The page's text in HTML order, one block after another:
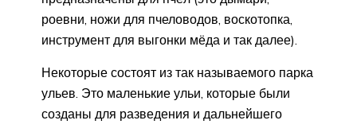
роевни, ножи для пчеловодов, воскотопка,
инструмент для выгонки мёда и так далее).
Некоторые состоят из так называемого парка
ульев. Это маленькие ульи, которые были
созданы для разведения и дальнейшего